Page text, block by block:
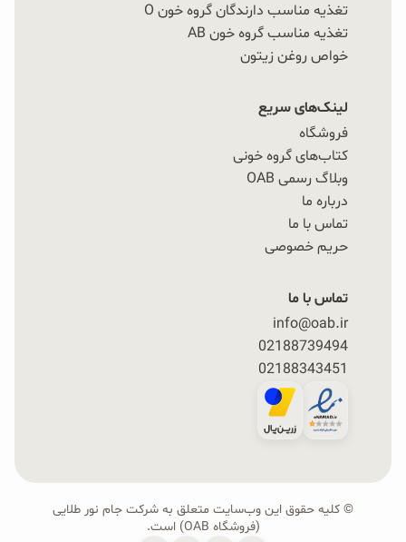
تغذیه مناسب دارندگان گروه خون O
تغذیه مناسب گروه خون AB
خواص روغن زیتون
لینک‌های سریع
فروشگاه
کتاب‌های گروه خونی
وبلاگ رسمی OAB
درباره ما
تماس با ما
حریم خصوصی
تماس با ما
info@oab.ir
02188739494
02188343451
© کلیه حقوق این وب‌سایت متعلق به شرکت جام نور طلایی
(فروشگاه OAB) است.